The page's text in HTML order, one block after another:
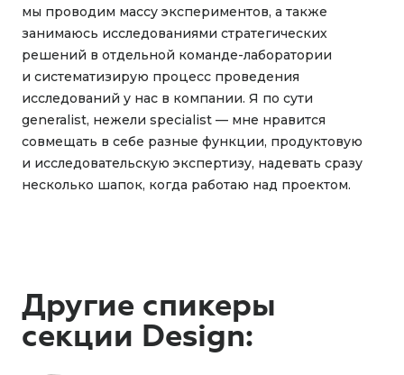
мы проводим массу экспериментов, а также
занимаюсь исследованиями стратегических
решений в отдельной команде-лаборатории
и систематизирую процесс проведения
исследований у нас в компании. Я по сути
generalist, нежели specialist — мне нравится
совмещать в себе разные функции, продуктовую
и исследовательскую экспертизу, надевать сразу
несколько шапок, когда работаю над проектом.
Другие спикеры
секции Design: